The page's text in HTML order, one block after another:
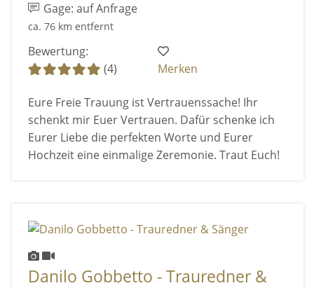
Gage: auf Anfrage
ca. 76 km entfernt
Bewertung:
(4)
Merken
Eure Freie Trauung ist Vertrauenssache! Ihr
schenkt mir Euer Vertrauen. Dafür schenke ich
Eurer Liebe die perfekten Worte und Eurer
Hochzeit eine einmalige Zeremonie. Traut Euch!
Danilo Gobbetto - Trauredner &